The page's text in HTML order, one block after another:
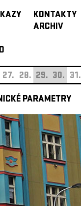
KONTAKTY
ARCHIV
27. 28. 29. 30. 31.
PARAMETRY